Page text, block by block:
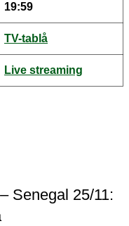
19:59
TV-tablå
Live streaming
Senegal 25/11: